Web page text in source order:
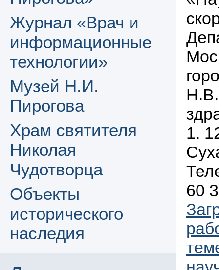
Журнал «Врач и
информационные
технологии»
Музей Н.И.
Пирогова
Храм святителя
Николая
Чудотворца
Объекты
исторического
наследия
1.
60